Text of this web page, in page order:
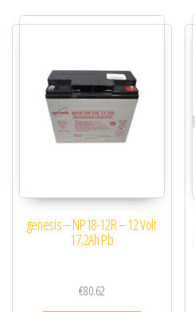
genesis – NP18-12R – 12 Volt
17,2Ah Pb
€80.62